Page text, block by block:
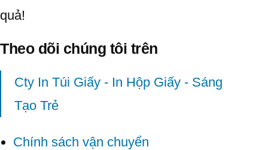
quả!
Theo dõi chúng tôi trên
Cty In Túi Giấy - In Hộp Giấy - Sáng
Tạo Trẻ
Chính sách vận chuyển